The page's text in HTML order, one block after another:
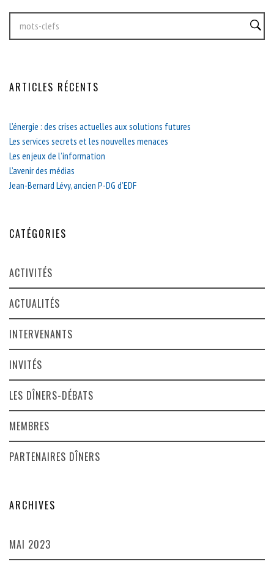
ARTICLES RÉCENTS
L’énergie : des crises actuelles aux solutions futures
Les services secrets et les nouvelles menaces
Les enjeux de l’information
L’avenir des médias
Jean-Bernard Lévy, ancien P-DG d’EDF
CATÉGORIES
ACTIVITÉS
ACTUALITÉS
INTERVENANTS
INVITÉS
LES DÎNERS-DÉBATS
MEMBRES
PARTENAIRES DÎNERS
ARCHIVES
MAI 2023